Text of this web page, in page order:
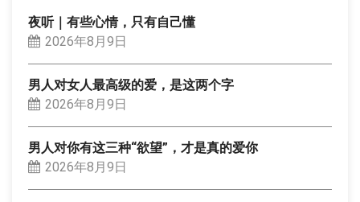
夜听｜有些心情，只有自己懂
2026年8月9日
男人对女人最高级的爱，是这两个字
2026年8月9日
男人对你有这三种“欲望”，才是真的爱你
2026年8月9日